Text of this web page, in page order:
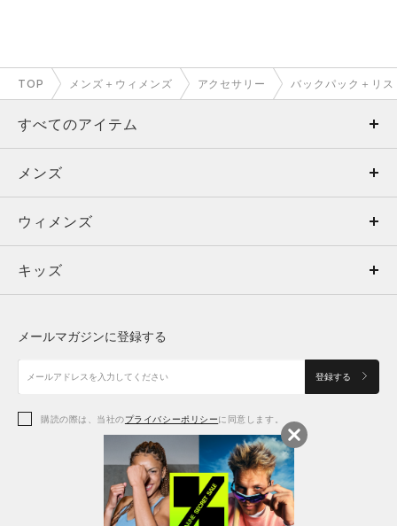
TOP メンズ＋ウィメンズ アクセサリー バックパック＋リ
すべてのアイテム
メンズ
ウィメンズ
キッズ
アクセサリー
メンズ
トップス
ボトムス
アクセサリー
ウィメンズ
トップス
シューズ
アクセサリー
レギンス＆タイツ
キッズ
シューズ
メールマガジンに登録する
登録する
購読の際は、当社のプライバシーポリシーに同意します。